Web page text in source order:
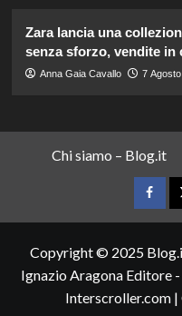
Zara lancia una
senza sforzo, vendite in
Anna Gaia Cavallo 7
Chi siamo – Blog.it
Copyright © 2025
Ignazio Aragona Editore
Interscroller.com |